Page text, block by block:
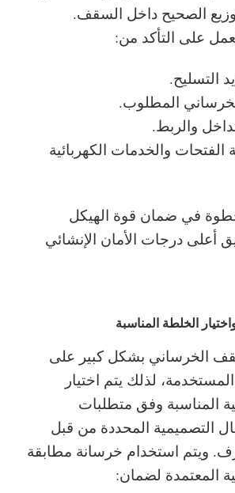
الصحيح داخل السقف.
على التأكد من:
التسليح.
المطلوب.
والربط.
الفتحات والخدمات الكهربائية
في ضمان قوة الهيكل
أعلى درجات الأمان الإنشائي
الخرساني بشكل كبير على
لذلك يتم اختيار
المناسبة وفق متطلبات
التصميمية المحددة من قبل
ويتم استخدام خرسانة مطابقة
المعتمدة لضمان: